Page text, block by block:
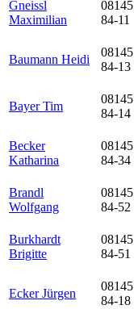
Gneissl
Maximilian
08145
84-11
Baumann Heidi
08145
84-13
Bayer Tim
08145
84-14
Becker
Katharina
08145
84-34
Brandl
Wolfgang
08145
84-52
Burkhardt
Brigitte
08145
84-51
Ecker Jürgen
08145
84-18